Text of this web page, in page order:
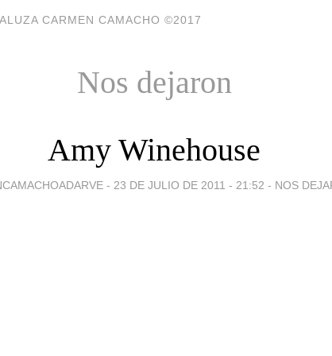
CARMEN CAMACHO ©2017
Nos dejaron
Amy Winehouse
- 23 DE JULIO DE 2011 - 21:52 - NOS